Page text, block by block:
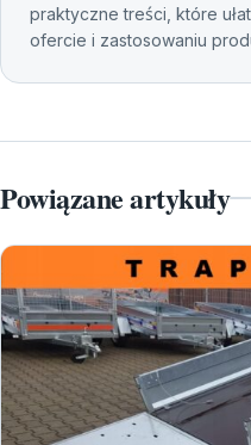
praktyczne treści, które
ofercie i zastosowaniu
Powiązane artykuły